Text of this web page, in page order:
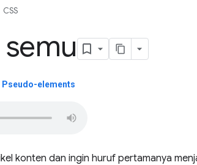
CSS
Pseudo-elements
konten dan ingin huruf pertamanya